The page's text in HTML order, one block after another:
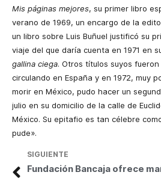
Mis páginas mejores, su primer libro
verano de 1969, un encargo de la
un libro sobre Luis Buñuel justificó su
viaje del que daría cuenta en 1971 en
gallina ciega. Otros títulos suyos
circulando en España y en 1972, muy
morir en México, pudo hacer un
julio en su domicilio de la calle de
México. Su epitafio es tan célebre
pude».
SIGUIENTE
Fundación Bancaja ofrece